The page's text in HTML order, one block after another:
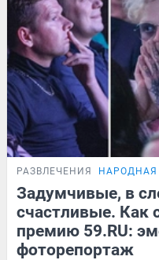
РАЗВЛЕЧЕНИЯ НАРОДНАЯ
Задумчивые, в
счастливые. Как
премию 59.RU:
фоторепортаж